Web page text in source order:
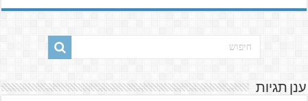
ענן תגיות